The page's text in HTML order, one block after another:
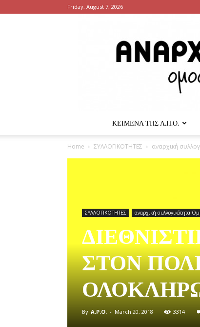
Friday, August 7, 2026
ΚΕΙΜΕΝΑ ΤΗΣ Α.Π.Ο.
Home ΣΥΛΛΟΓΙΚΟΤΗΤΕΣ αναρχική
ΣΥΛΛΟΓΙΚΟΤΗΤΕΣ αναρχική συλλογικότητα
ΣΤΟΝ
By A.P.O. - March 20, 2018 3314